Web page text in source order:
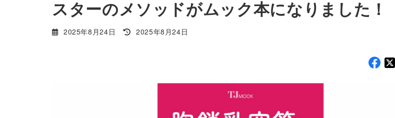
スターのメソッドがムック本になりました！
2025年8月24日
最
2025年8月24日